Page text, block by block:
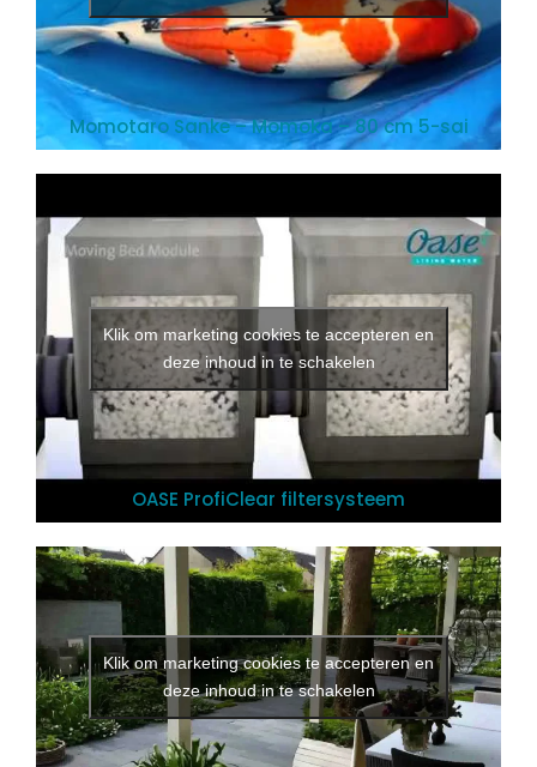
Momotaro Sanke – Momoka – 80 cm 5-sai
OASE ProfiClear filtersysteem
Klik om marketing cookies te accepteren en
deze inhoud in te schakelen
Klik om marketing cookies te accepteren en
deze inhoud in te schakelen